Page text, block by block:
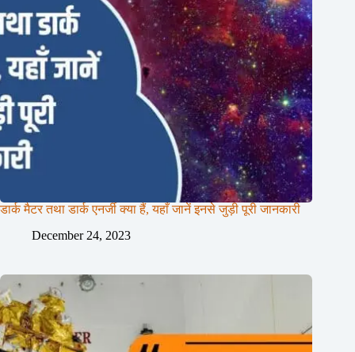
डार्क मैटर तथा डार्क एनर्जी क्या हैं, यहाँ जानें इनसे जुड़ी पूरी जानकारी
December 24, 2023